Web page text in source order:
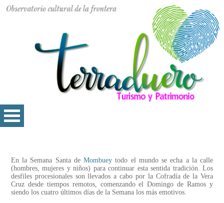
En la Semana Santa deMombuey todo el mundo se echa a la calle
(hombres, mujeres y niños) para continuar esta sentida tradición. Los
desfiles procesionales son llevados a cabo por la Cofradía de la Vera
Cruz desde tiempos remotos, comenzando el Domingo de Ramos y
siendo los cuatro últimos días de la Semana los más emotivos.